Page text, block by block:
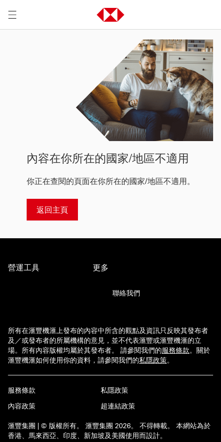
內容在你所在的國家/地區不適用
你正在查閱的頁面在你所在的國家/地區不適用。
返回主頁
營運工具 更多
聯絡我們
所有在滙豐機滙上發布的內容中所含的觀點及資訊只反映其發布者
及／或發布者的所屬機構的意見，並不代表滙豐或滙豐機滙的立
場。所有內容版權均屬於其發布者。 請參閱我們的服務條款。 關於
滙豐機滙如何使用你的資料，請參閱我們的私隱政策。
服務條款
私隱政策
內容政策
超連結政策
滙豐集團 | © 版權所有。 滙豐集團 2026。 不得轉載。 本網站為於
香港、馬來西亞、印度、新加坡及美國使用而設計。